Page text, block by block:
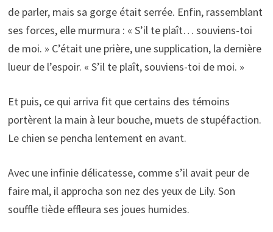
de parler, mais sa gorge était serrée. Enfin, rassemblant
ses forces, elle murmura : « S’il te plaît… souviens-toi
de moi. » C’était une prière, une supplication, la dernière
lueur de l’espoir. « S’il te plaît, souviens-toi de moi. »
Et puis, ce qui arriva fit que certains des témoins
portèrent la main à leur bouche, muets de stupéfaction.
Le chien se pencha lentement en avant.
Avec une infinie délicatesse, comme s’il avait peur de
faire mal, il approcha son nez des yeux de Lily. Son
souffle tiède effleura ses joues humides.